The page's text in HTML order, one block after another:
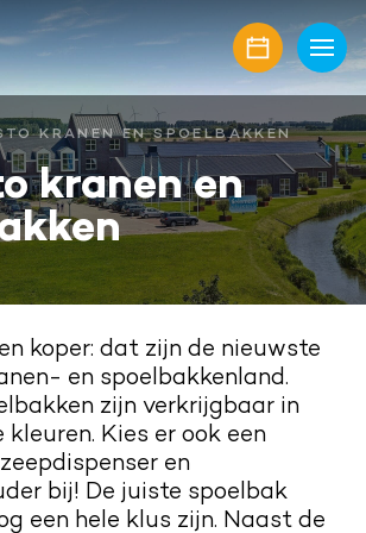
plaatsing
familiebedrijf
KRANEN EN SPOELBAKKEN
kranen en
koper: dat zijn de nieuwste
en spoelbakkenland.
zijn verkrijgbaar in
Kies er ook een
en
bij! De juiste spoelbak
een hele klus zijn. Naast de